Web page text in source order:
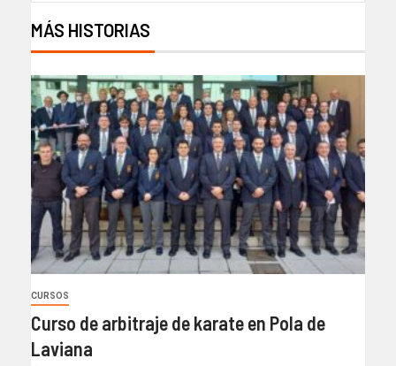
MÁS HISTORIAS
CURSOS
Curso de arbitraje de karate en Pola de
Laviana